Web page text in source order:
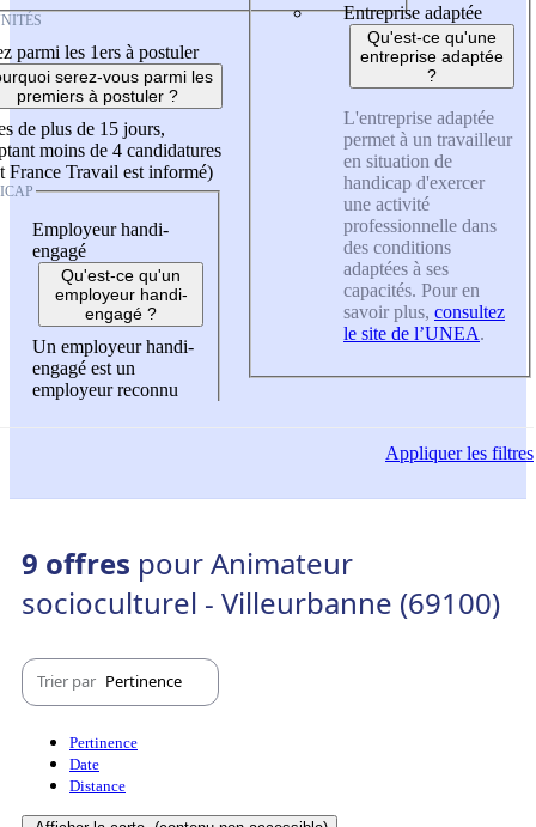
parmi les 1ers à postuler
serez-vous parmi les
premiers à postuler ?
de plus de 15 jours,
moins de 4 candidatures
France Travail est informé)
Employeur handi-
engagé
Qu'est-ce qu'un
employeur handi-
engagé ?
Un employeur handi-
engagé est un
employeur reconnu
Entreprise adaptée
Qu'est-ce qu'une
entreprise adaptée
?
L'entreprise adaptée
permet à un travailleur
en situation de
handicap d'exercer
une activité
professionnelle dans
des conditions
adaptées à ses
capacités. Pour en
savoir plus, consultez
le site de l’UNEA.
Appliquerles filtres
9 offres pour Animateur
socioculturel - Villeurbanne (69100)
Trier par Pertinence
Pertinence
Date
Distance